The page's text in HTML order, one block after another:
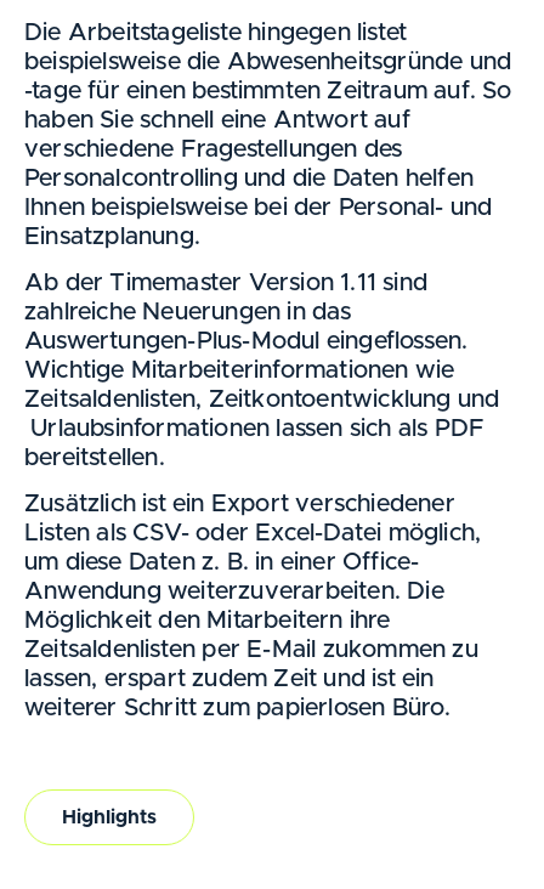
Die Arbeitstageliste hingegen listet
beispielsweise die Abwesenheitsgründe und
-tage für einen bestimmten Zeitraum auf. So
haben Sie schnell eine Antwort auf
verschiedene Fragestellungen des
Personalcontrolling und die Daten helfen
Ihnen beispielsweise bei der Personal- und
Einsatzplanung.
Ab der Timemaster Version 1.11 sind
zahlreiche Neuerungen in das
Auswertungen-Plus-Modul eingeflossen.
Wichtige Mitarbeiterinformationen wie
Zeitsaldenlisten, Zeitkontoentwicklung und
Urlaubsinformationen lassen sich als PDF
bereitstellen.
Zusätzlich ist ein Export verschiedener
Listen als CSV- oder Excel-Datei möglich,
um diese Daten z. B. in einer Office-
Anwendung weiterzuverarbeiten. Die
Möglichkeit den Mitarbeitern ihre
Zeitsaldenlisten per E-Mail zukommen zu
lassen, erspart zudem Zeit und ist ein
weiterer Schritt zum papierlosen Büro.
Highlights